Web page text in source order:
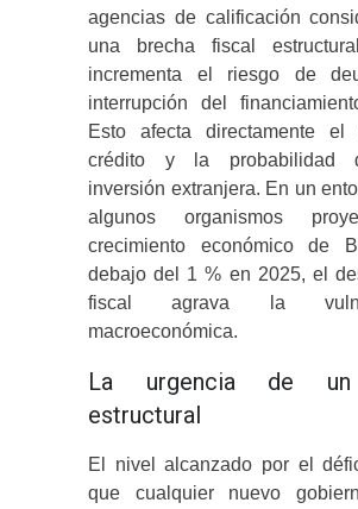
agencias de calificación
una brecha fiscal
incrementa el riesgo de
interrupción del
Esto afecta directamente el
crédito y la probabilidad
inversión extranjera. En un
algunos organismos
crecimiento económico de
debajo del 1 % en 2025, el
fiscal agrava la
macroeconómica.
La urgencia de un
estructural
El nivel alcanzado por el
que cualquier nuevo